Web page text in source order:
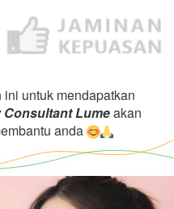
untuk mendapatkan
Consultant Lumeakan
anda